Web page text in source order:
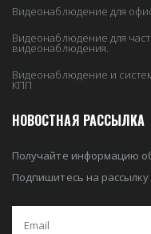
Видеонаблюдение для
Видеонаблюдение для
видеонаблюдения.
Видеонаблюдение и
КПП
НОВОСТНАЯ РАССЫЛКА
Получайте информацию
Подпишитесь на рассылку